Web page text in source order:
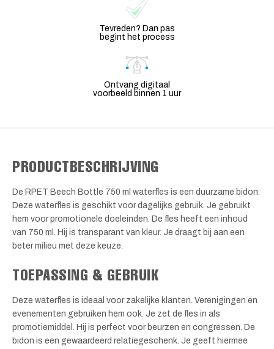
Tevreden? Dan pas
begint het process
Ontvang digitaal
voorbeeld binnen 1 uur
PRODUCTBESCHRIJVING
De RPET Beech Bottle 750 ml waterfles is een duurzame bidon.
Deze waterfles is geschikt voor dagelijks gebruik. Je gebruikt
hem voor promotionele doeleinden. De fles heeft een inhoud
van 750 ml. Hij is transparant van kleur. Je draagt bij aan een
beter milieu met deze keuze.
TOEPASSING & GEBRUIK
Deze waterfles is ideaal voor zakelijke klanten. Verenigingen en
evenementen gebruiken hem ook. Je zet de fles in als
promotiemiddel. Hij is perfect voor beurzen en congressen. De
bidon is een gewaardeerd relatiegeschenk. Je geeft hiermee